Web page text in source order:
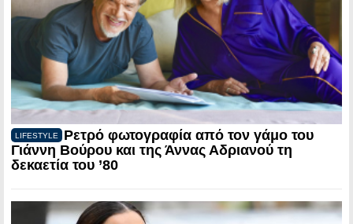
LIFESTYLE
Ρετρό φωτογραφία από τον γάμο του
Γιάννη Βούρου και της Άννας Αδριανού τη
δεκαετία του ’80